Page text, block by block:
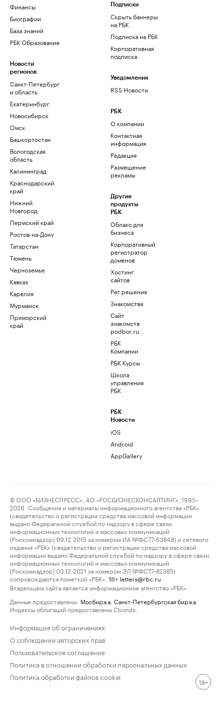
Финансы
Биографии
База знаний
РБК Образование
Новости
регионов
Санкт-Петербург
и область
Екатеринбург
Новосибирск
Омск
Башкортостан
Вологодская
область
Калининград
Краснодарский
край
Нижний
Новгород
Пермский край
Ростов-на-Дону
Татарстан
Тюмень
Черноземье
Кавказ
Карелия
Мурманск
Приморский
край
Подписки
Скрыть баннеры
на РБК
Подписка на РБК
Корпоративная
подписка
Уведомления
RSS Новости
РБК
О компании
Контактная
информация
Редакция
Размещение
рекламы
Другие
продукты
РБК
Облако для
бизнеса
Корпоративный
регистратор
доменов
Хостинг
сайтов
Рег.решения
Знакомства
Сайт
знакомств
podbor.ru
РБК
Компании
РБК Курсы
Школа
управления
РБК
РБК
Новости
iOS
Android
AppGallery
© ООО «БИЗНЕСПРЕСС», АО «РОСБИЗНЕСКОНСАЛТИНГ», 1995–
2026. Сообщения и материалы информационного агентства «РБК»
(свидетельство о регистрации средства массовой информации
выдано Федеральной службой по надзору в сфере связи,
информационных технологий и массовых коммуникаций
(Роскомнадзор) 09.12.2015 за номером ИА №ФС77-63848) и сетевого
издания «РБК» (свидетельство о регистрации средства массовой
информации выдано Федеральной службой по надзору в сфере связи,
информационных технологий и массовых коммуникаций
(Роскомнадзор) 03.12.2021 за номером ЭЛ №ФС77-82385)
сопровождаются пометкой «РБК».
18+ letters@rbc.ru
Владельцем сайта является информационное агентство «РБК».
Данные предоставлены: Мосбиржа Санкт-Петербургская биржа
Индексы облигаций предоставлены Cbonds.
Информация об ограничениях
О соблюдении авторских прав
Пользовательское соглашение
Политика в отношении обработки персональных данных
Политика обработки файлов cookie
18+